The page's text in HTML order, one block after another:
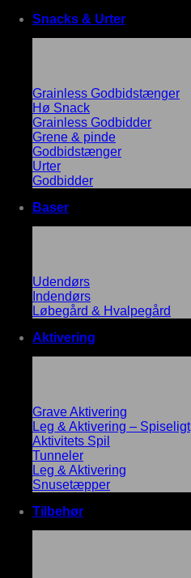
Snacks & Urter
Grainless Godbidstænger
Hø Snack
Grainless Godbidder
Grene & pinde
Godbidstænger
Urter
Godbidder
Baser
Udendørs
Indendørs
Løbegård & Hvalpegård
Aktivering
Grave Aktivering
Leg & Aktivering – Spiseligt
Aktivitets Spil
Tunneler
Leg & Aktivering
Snusetæpper
Tilbehør